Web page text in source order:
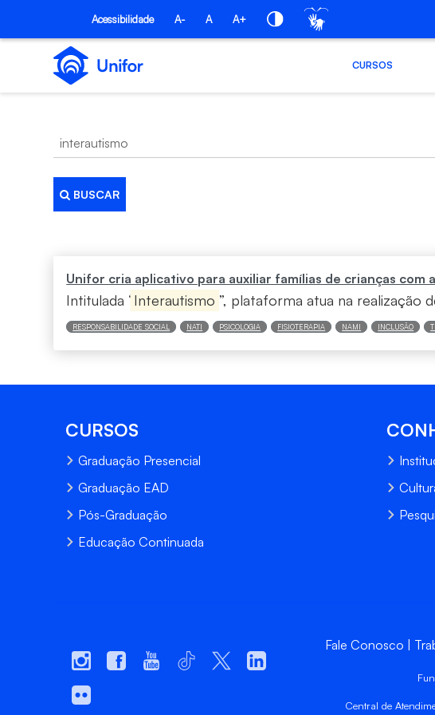
Pular para o Conteúdo principal
Acessibilidade A- A A+
CURSOS
BUSCAR
Unifor cria aplicativo para auxiliar famílias de crianças com
Intitulada “ Interautismo ”, plataforma atua na realização
RESPONSABILIDADE SOCIAL NATI PSICOLOGIA FISIOTERAPIA NAMI INCLUSÃO
CURSOS
Graduação Presencial
Graduação EAD
Pós-Graduação
Educação Continuada
Fale Conosco
Central de